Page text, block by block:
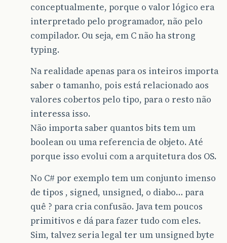
conceptualmente, porque o valor lógico era
interpretado pelo programador, não pelo
compilador. Ou seja, em C não ha strong
typing.
Na realidade apenas para os inteiros importa
saber o tamanho, pois está relacionado aos
valores cobertos pelo tipo, para o resto não
interessa isso.
Não importa saber quantos bits tem um
boolean ou uma referencia de objeto. Até
porque isso evolui com a arquitetura dos OS.
No C# por exemplo tem um conjunto imenso
de tipos , signed, unsigned, o diabo… para
quê ? para cria confusão. Java tem poucos
primitivos e dá para fazer tudo com eles.
Sim, talvez seria legal ter um unsigned byte